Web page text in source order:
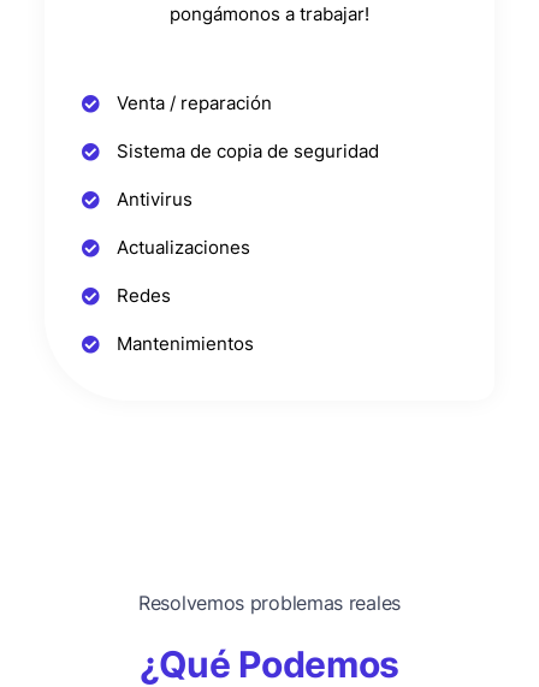
pongámonos a trabajar!
Venta / reparación
Sistema de copia de seguridad
Antivirus
Actualizaciones
Redes
Mantenimientos
Resolvemos problemas reales
¿Qué Podemos